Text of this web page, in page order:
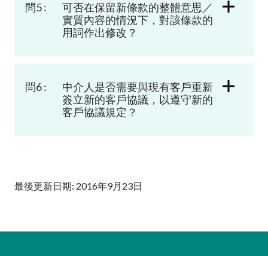
問5 :
可否在保留新條款的整體意思／
實質內容的情況下，對該條款的
用詞作出修改？
問6 :
中介人是否需要與現有客戶重新
簽立新的客戶協議，以遵守新的
客戶協議規定？
最後更新日期: 2016年9月23日